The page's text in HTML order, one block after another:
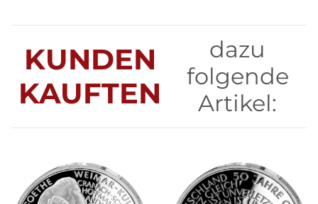
KUNDEN
KAUFTEN
dazu
folgende
Artikel: